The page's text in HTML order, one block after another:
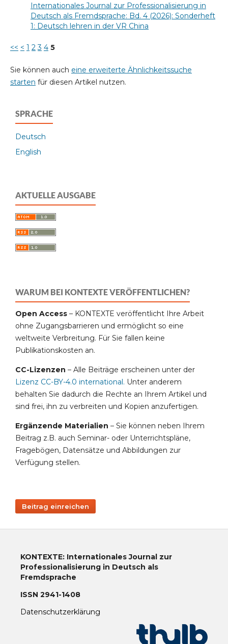
Internationales Journal zur Professionalisierung in
Deutsch als Fremdsprache: Bd. 4 (2026): Sonderheft
1: Deutsch lehren in der VR China
<< < 1 2 3 4 5
Sie können auch eine erweiterte Ähnlichkeitssuche
starten für diesen Artikel nutzen.
SPRACHE
Deutsch
English
AKTUELLE AUSGABE
WARUM BEI KONTEXTE VERÖFFENTLICHEN?
Open Access – KONTEXTE veröffentlicht Ihre Arbeit
ohne Zugangsbarrieren und ermöglicht so eine
weltweite Verbreitung. Für Sie fallen keine
Publikationskosten an.
CC-Lizenzen – Alle Beiträge erscheinen unter der
Lizenz CC-BY-4.0 international. Unter anderem
behalten Sie dadurch die Rechte an Ihrem Artikel und
sind frei, ihn zu verbreiten und Kopien anzufertigen.
Ergänzende Materialien – Sie können neben Ihrem
Beitrag z.B. auch Seminar- oder Unterrichtspläne,
Fragebögen, Datensätze und Abbildungen zur
Verfügung stellen.
Beitrag einreichen
KONTEXTE: Internationales Journal zur
Professionalisierung in Deutsch als
Fremdsprache
ISSN 2941-1408
Datenschutzerklärung